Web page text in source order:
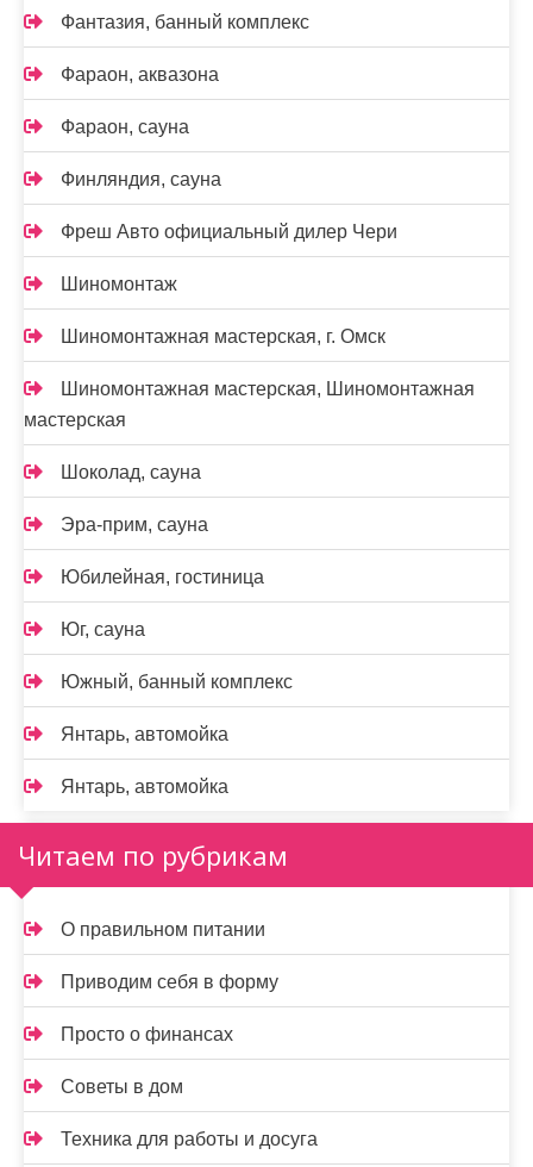
Фантазия, банный комплекс
Фараон, аквазона
Фараон, сауна
Финляндия, сауна
Фреш Авто официальный дилер Чери
Шиномонтаж
Шиномонтажная мастерская, г. Омск
Шиномонтажная мастерская, Шиномонтажная
мастерская
Шоколад, сауна
Эра-прим, сауна
Юбилейная, гостиница
Юг, сауна
Южный, банный комплекс
Янтарь, автомойка
Янтарь, автомойка
Читаем по рубрикам
О правильном питании
Приводим себя в форму
Просто о финансах
Советы в дом
Техника для работы и досуга